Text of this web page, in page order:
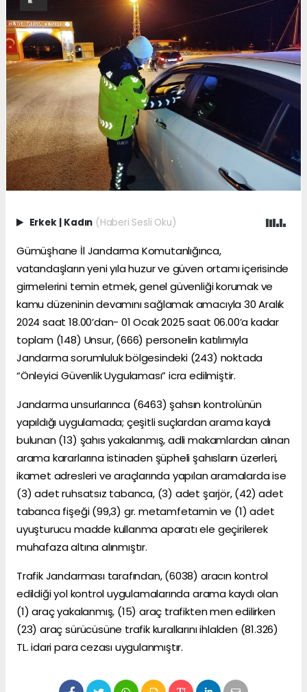
Erkek Kadın (Haberi Sesli Oku)
Gümüşhane İl Jandarma Komutanlığınca,
vatandaşların yeni yıla huzur ve güven ortamı içerisinde
girmelerini temin etmek, genel güvenliği korumak ve
kamu düzeninin devamını sağlamak amacıyla 30 Aralık
2024 saat 18.00’dan- 01 Ocak 2025 saat 06.00’a kadar
toplam (148) Unsur, (666) personelin katılımıyla
Jandarma sorumluluk bölgesindeki (243) noktada
“Önleyici Güvenlik Uygulaması” icra edilmiştir.
Jandarma unsurlarınca (6463) şahsın kontrolünün
yapıldığı uygulamada; çeşitli suçlardan arama kaydı
bulunan (13) şahıs yakalanmış, adli makamlardan alınan
arama kararlarına istinaden şüpheli şahısların üzerleri,
ikamet adresleri ve araçlarında yapılan aramalarda ise
(3) adet ruhsatsız tabanca, (3) adet şarjör, (42) adet
tabanca fişeği (99,3) gr. metamfetamin ve (1) adet
uyuşturucu madde kullanma aparatı ele geçirilerek
muhafaza altına alınmıştır.
Trafik Jandarması tarafından, (6038) aracın kontrol
edildiği yol kontrol uygulamalarında arama kaydı olan
(1) araç yakalanmış, (15) araç trafikten men edilirken
(23) araç sürücüsüne trafik kurallarını ihlalden (81.326)
TL. idari para cezası uygulanmıştır.